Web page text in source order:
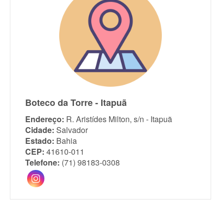
Boteco da Torre - Itapuã
Endereço: R. Aristídes Milton, s/n - Itapuã
Cidade: Salvador
Estado: Bahia
CEP: 41610-011
Telefone: (71) 98183-0308